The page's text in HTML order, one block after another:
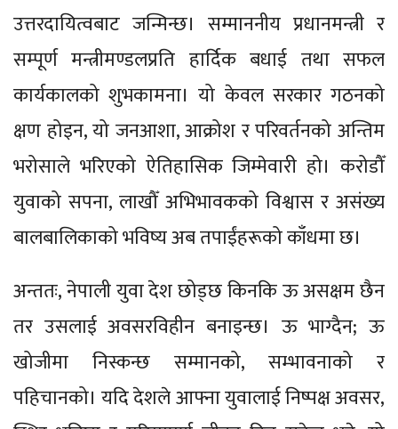
उत्तरदायित्वबाट जन्मिन्छ। सम्माननीय प्रधानमन्त्री र
सम्पूर्ण मन्त्रीमण्डलप्रति हार्दिक बधाई तथा सफल
कार्यकालको शुभकामना। यो केवल सरकार गठनको
क्षण होइन, यो जनआशा, आक्रोश र परिवर्तनको अन्तिम
भरोसाले भरिएको ऐतिहासिक जिम्मेवारी हो। करोडौँ
युवाको सपना, लाखौँ अभिभावकको विश्वास र असंख्य
बालबालिकाको भविष्य अब तपाईंहरूको काँधमा छ।
अन्ततः, नेपाली युवा देश छोड्छ किनकि ऊ असक्षम छैन
तर उसलाई अवसरविहीन बनाइन्छ। ऊ भाग्दैन; ऊ
खोजीमा निस्कन्छ सम्मानको, सम्भावनाको र
पहिचानको। यदि देशले आफ्ना युवालाई निष्पक्ष अवसर,